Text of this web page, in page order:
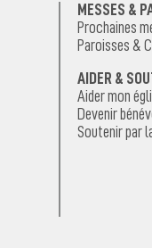
MESSES &
Prochaines
Paroisses &
AIDER &
Aider mon
Devenir
Soutenir par